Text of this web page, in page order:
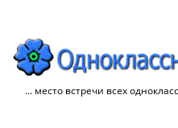
... место встречи всех